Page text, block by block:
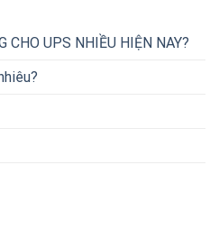
CHO UPS NHIỀU HIỆN NAY?